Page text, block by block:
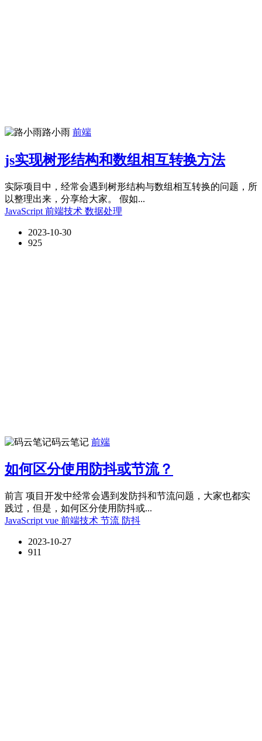
路小雨 前端
js实现树形结构和数组相互转换方法
实际项目中，经常会遇到树形结构与数组相互转换的问题，所
以整理出来，分享给大家。 假如...
JavaScript 前端技术 数据处理
2023-10-30
925
码云笔记 前端
如何区分使用防抖或节流？
前言 项目开发中经常会遇到发防抖和节流问题，大家也都实
践过，但是，如何区分使用防抖或...
JavaScript vue 前端技术 节流 防抖
2023-10-27
911